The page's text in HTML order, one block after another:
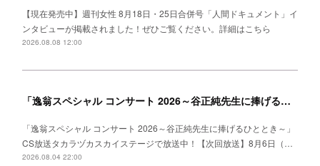
【現在発売中】週刊女性 8月18日・25日合併号「人間ドキュメント」イ
ンタビューが掲載されました！ぜひご覧ください。詳細はこちら
2026.08.08 12:00
「逸翁スペシャル コンサート 2026～谷正純先生に捧げるひととき～」CS放送タカラヅカスカイステージ 放送中！
「逸翁スペシャル コンサート 2026～谷正純先生に捧げるひととき～」
CS放送タカラヅカスカイステージで放送中！【次回放送】8月6日（…
2026.08.04 22:00